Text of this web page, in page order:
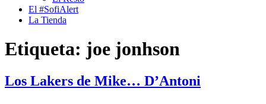
El #SofiAlert
La Tienda
Etiqueta: joe jonhson
Los Lakers de Mike… D’Antoni